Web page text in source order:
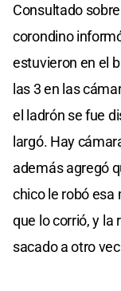
Consultado
corondino
estuvieron en el
las 3 en las
el ladrón se fue
largó. Hay
además agregó
chico le robó esa
que lo corrió, y la
sacado a otro